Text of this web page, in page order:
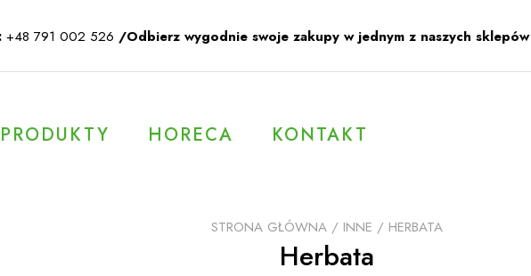
+48 791 002 526 /Odbierz wygodnie swoje zakupy w jednym z naszych sklepów
PRODUKTY HORECA KONTAKT
STRONA GŁÓWNA/ INNE / HERBATA
Herbata